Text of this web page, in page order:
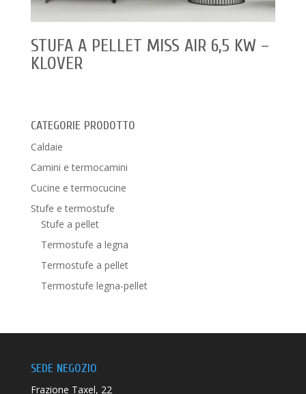
STUFA A PELLET MISS AIR 6,5 KW –
KLOVER
CATEGORIE PRODOTTO
Caldaie
Camini e termocamini
Cucine e termocucine
Stufe e termostufe
Stufe a pellet
Termostufe a legna
Termostufe a pellet
Termostufe legna-pellet
SEDE NEGOZIO
Frazione Taxel, 22